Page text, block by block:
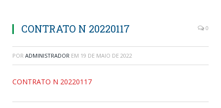
CONTRATO N 20220117 0
POR ADMINISTRADOR EM 19 DE MAIO DE 2022
CONTRATO N 20220117